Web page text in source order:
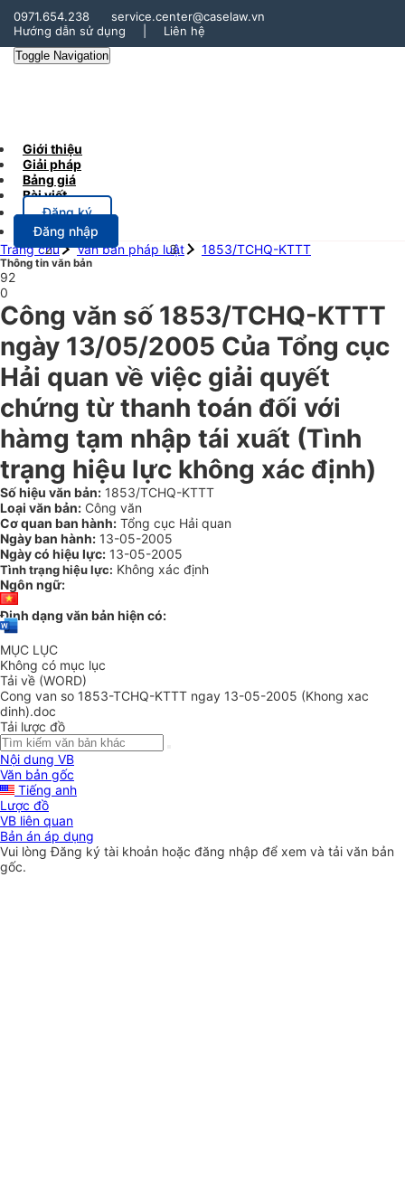
0971.654.238
service.center@caselaw.vn
Hướng dẫn sử dụng
Liên hệ
Toggle Navigation
Giới thiệu
Giải pháp
Bảng giá
Bài viết
Đăng ký
Đăng nhập
Trang chủ
Văn bản pháp luật 1853/TCHQ-KTTT
Thông tin văn bản
92
0
Công văn số 1853/TCHQ-KTTT
ngày 13/05/2005 Của Tổng cục
Hải quan về việc giải quyết
chứng từ thanh toán đối với
hàmg tạm nhập tái xuất (Tình
trạng hiệu lực không xác định)
Số hiệu văn bản: 1853/TCHQ-KTTT
Loại văn bản: Công văn
Cơ quan ban hành: Tổng cục Hải quan
Ngày ban hành: 13-05-2005
Ngày có hiệu lực: 13-05-2005
Tình trạng hiệu lực: Không xác định
Ngôn ngữ:
Định dạng văn bản hiện có:
MỤC LỤC
Không có mục lục
Tải về (WORD)
Cong van so 1853-TCHQ-KTTT ngay 13-05-2005 (Khong xac
dinh).doc
Tải lược đồ
Nội dung VB
Văn bản gốc
Tiếng anh
Lược đồ
VB liên quan
Bản án áp dụng
Vui lòngĐăng ký tài khoản hoặc đăng nhập để xem và tải văn bản
gốc.